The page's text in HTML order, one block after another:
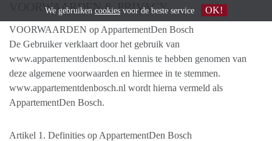
VOORWAARDEN & PRIVACY
VOORWAARDEN op AppartementDen Bosch
De Gebruiker verklaart door het gebruik van
www.appartementdenbosch.nl kennis te hebben genomen van
deze algemene voorwaarden en hiermee in te stemmen.
www.appartementdenbosch.nl wordt hierna vermeld als
AppartementDen Bosch.
Artikel 1. Definities op AppartementDen Bosch
We gebruiken cookies voor de beste service OK!